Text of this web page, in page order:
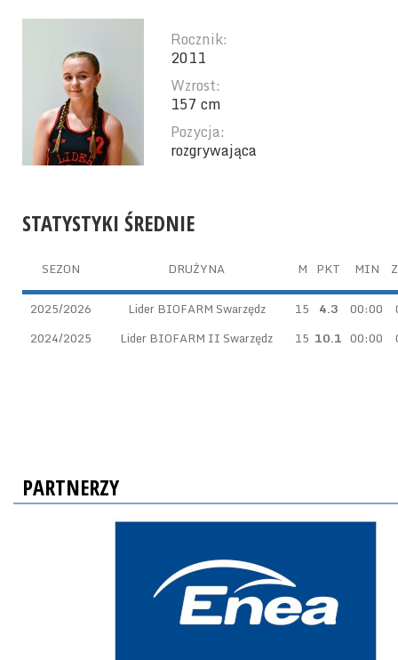
Rocznik:
2011
Wzrost:
157 cm
Pozycja:
rozgrywająca
STATYSTYKI ŚREDNIE
SEZON DRUŻYNA M PKT MIN
2025/2026 Lider BIOFARM Swarzędz 15 4.3 00:00
2024/2025
Lider BIOFARM II Swarzędz 15 10.1 00:00
PARTNERZY